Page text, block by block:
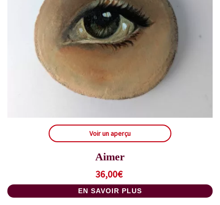
Voir un aperçu
Aimer
36,00€
EN SAVOIR PLUS